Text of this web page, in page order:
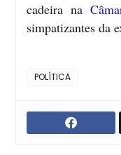
cadeira na
simpatizantes da
POLÍTICA